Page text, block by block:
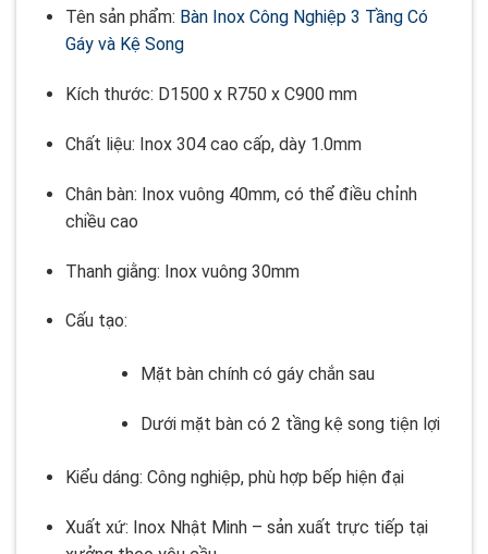
Tên sản phẩm: Bàn Inox Công Nghiệp 3 Tầng Có
Gáy và Kệ Song
Kích thước: D1500 x R750 x C900 mm
Chất liệu: Inox 304 cao cấp, dày 1.0mm
Chân bàn: Inox vuông 40mm, có thể điều chỉnh
chiều cao
Thanh giằng: Inox vuông 30mm
Cấu tạo:
Mặt bàn chính có gáy chắn sau
Dưới mặt bàn có 2 tầng kệ song tiện lợi
Kiểu dáng: Công nghiệp, phù hợp bếp hiện đại
Xuất xứ: Inox Nhật Minh – sản xuất trực tiếp tại